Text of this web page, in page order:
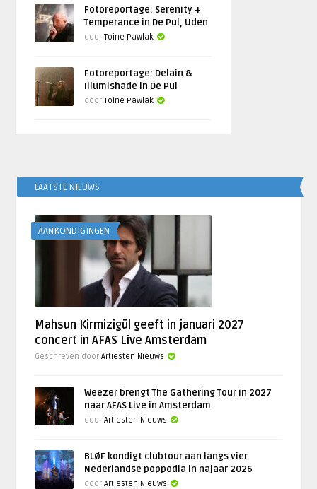
Fotoreportage: Serenity +
Temperance in De Pul, Uden
doorToine Pawlak
Fotoreportage: Delain &
Illumishade in De Pul
doorToine Pawlak
LAATSTE NIEUWS
AANKONDIGINGEN
Mahsun Kirmizigül geeft in januari 2027
concert in AFAS Live Amsterdam
Geschreven doorArtiesten Nieuws
Weezer brengt The Gathering Tour in 2027
naar AFAS Live in Amsterdam
doorArtiesten Nieuws
BLØF kondigt clubtour aan langs vier
Nederlandse poppodia in najaar 2026
doorArtiesten Nieuws